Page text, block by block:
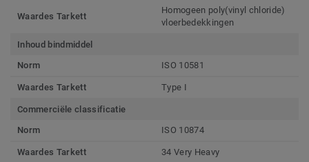
Waardes Tarkett
Homogeen poly(vinyl chloride)
vloerbedekkingen
Inhoud bindmiddel
Norm
ISO 10581
Waardes Tarkett Type I
Commerciële classificatie
Norm
ISO 10874
Waardes Tarkett 34 Very Heavy